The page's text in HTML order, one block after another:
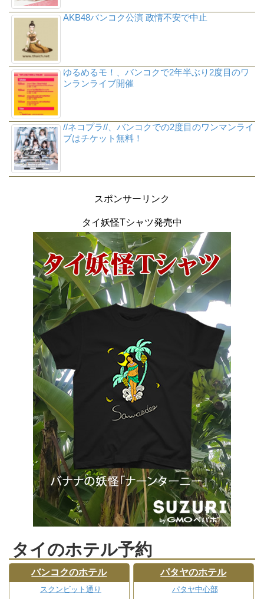
AKB48バンコク公演 政情不安で中止
ゆるめるモ！、バンコクで2年半ぶり2度目のワ
ンランライブ開催
//ネコプラ//、バンコクでの2度目のワンマンライ
ブはチケット無料！
スポンサーリンク
タイ妖怪Tシャツ発売中
タイのホテル予約
バンコクのホテル
スクンビット通り
パタヤのホテル
パタヤ中心部